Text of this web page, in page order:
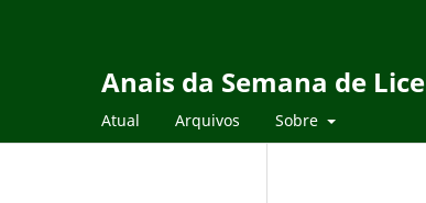
Anais da Semana de
Atual Arquivos Sobre